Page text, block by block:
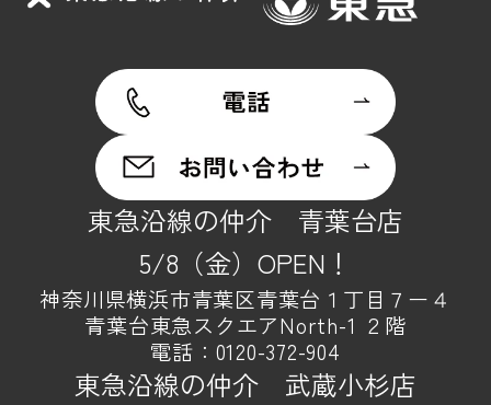
東急沿線の仲介 青葉台店
5/8（金）OPEN！
神奈川県横浜市青葉区青葉台１丁目７ー４
青葉台東急スクエアNorth-1 ２階
電話： 0120-372-904
東急沿線の仲介 武蔵小杉店